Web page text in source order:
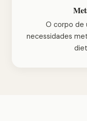
O corpo de
necessidades